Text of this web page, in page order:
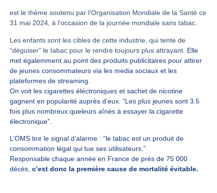
est le thème soutenu par l’Organisation Mondiale de la Santé ce
31 mai 2024, à l’occasion de la journée mondiale sans tabac.
Les enfants sont les cibles de cette industrie, qui tente de
“déguiser” le tabac pour le rendre toujours plus attrayant. Elle
met égalemment au point des produits publicitaires pour attirer
de jeunes consommateurs via les media sociaux et les
plateformes de streaming.
On voit les cigarettes éléctroniques et sachet de nicotine
gagnent en popularité auprès d’eux. “Les plus jeunes sont 3.5
fois plus nombreux queleurs aînés à essayer la cigarette
électronique”.
L’OMS tire le signal d’alarme : “le tabac est un produit de
consommation légal qui tue ses utilisateurs.”
Responsable chaque année en France de près de 75 000
décès, c’est donc la première cause de mortalité évitable.